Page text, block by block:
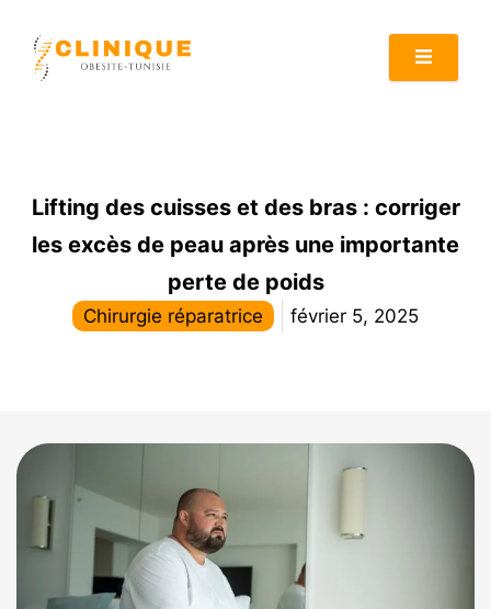
Lifting des cuisses et des bras : corriger
les excès de peau après une importante
perte de poids
Chirurgie réparatrice février 5, 2025